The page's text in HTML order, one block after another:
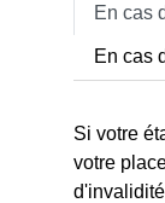
En cas
En cas
Si votre
votre